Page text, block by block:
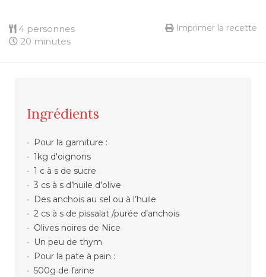
4 personnes
20 minutes
Imprimer la recette
Ingrédients
Pour la garniture :
1kg d'oignons
1 c à s de sucre
3 cs à s d’huile d’olive
Des anchois au sel ou à l’huile
2 cs à s de pissalat /purée d’anchois
Olives noires de Nice
Un peu de thym
Pour la pate à pain :
500g de farine